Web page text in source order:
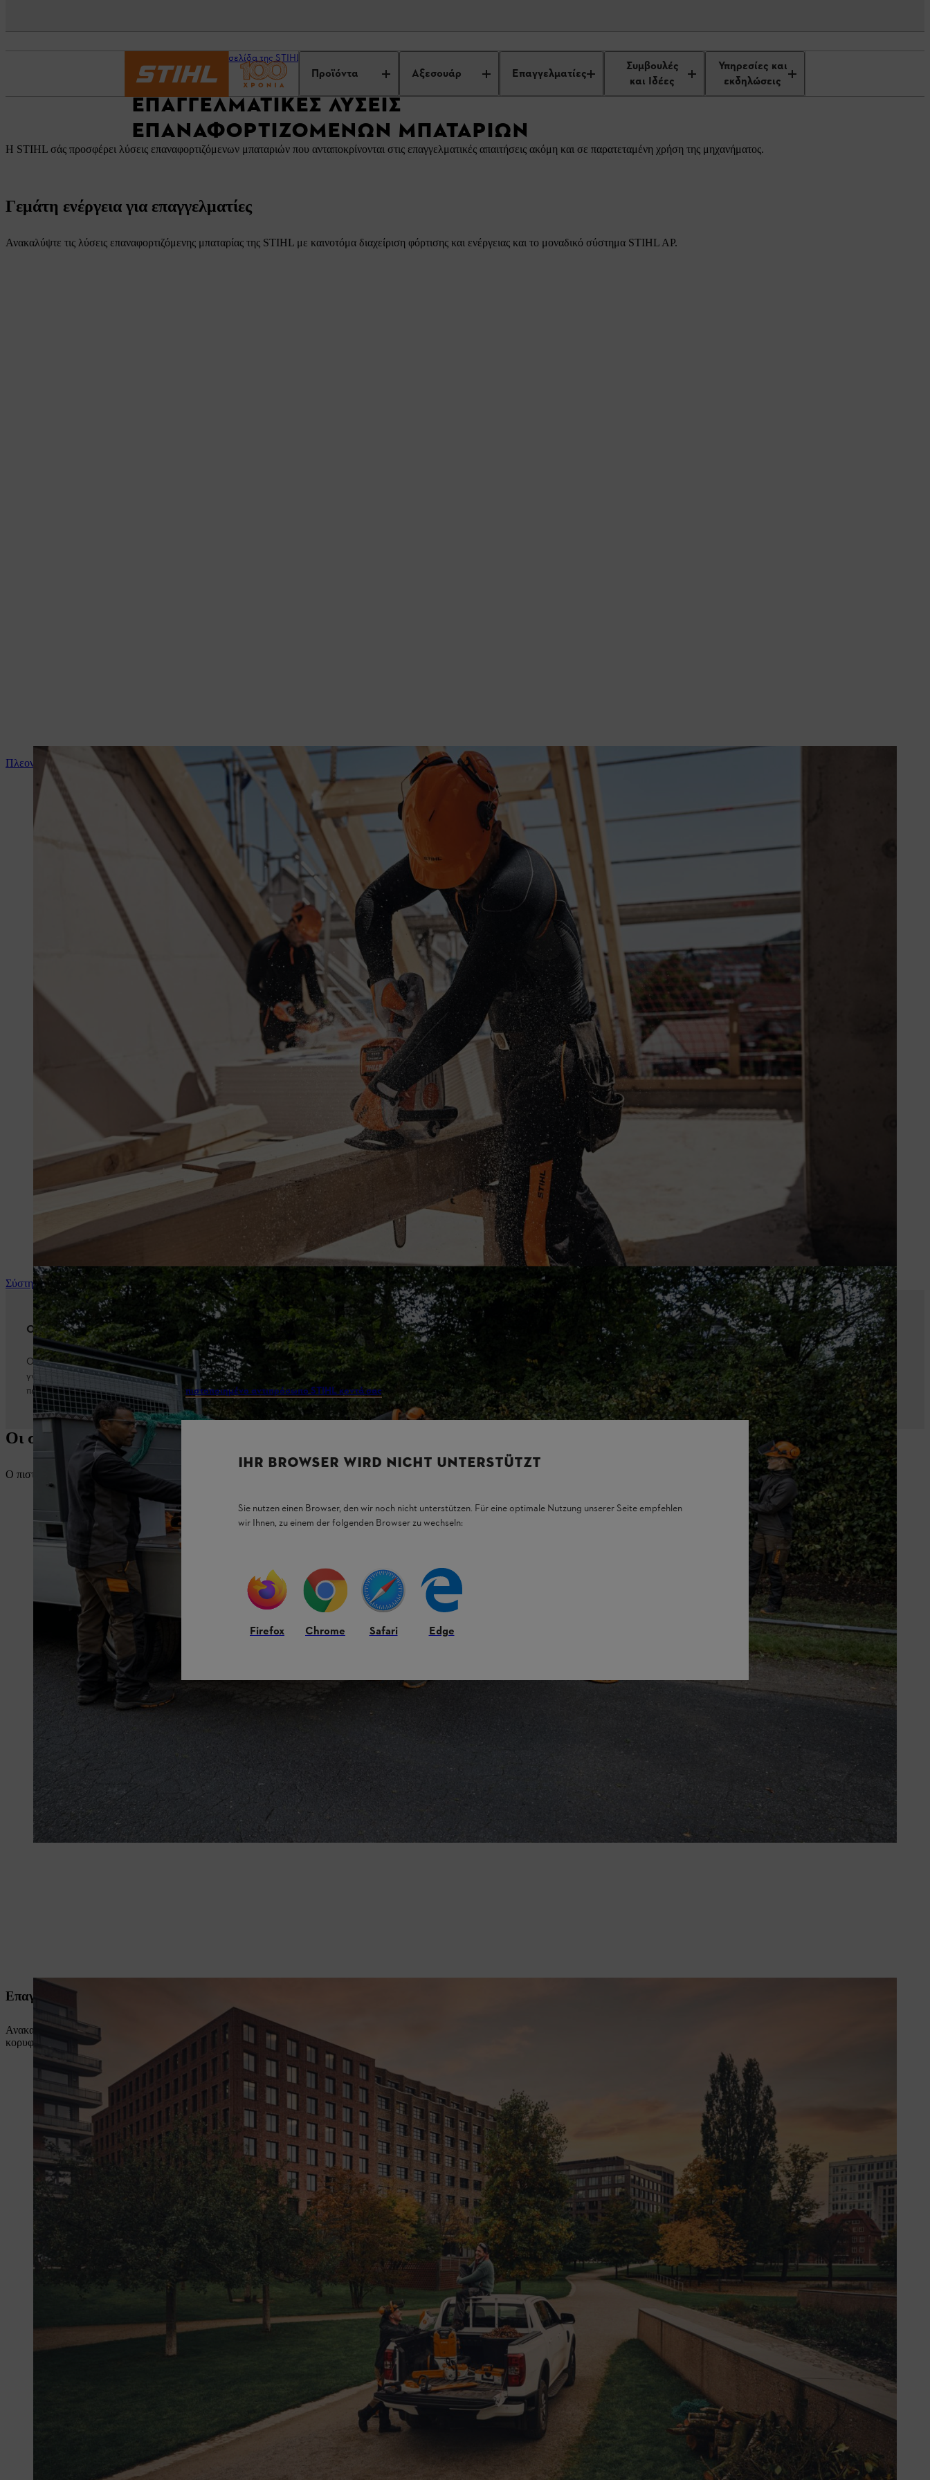
Προϊόντα Αξεσουάρ Επαγγελματίες
Συμβουλές
και Ιδέες
Υπηρεσίες και
εκδηλώσεις
Η ιστοσελίδα της STIHL για επαγγελματίες
ΕΠΑΓΓΕΛΜΑΤΙΚΈΣ ΛΎΣΕΙΣ
ΕΠΑΝΑΦΟΡΤΙΖΌΜΕΝΩΝ ΜΠΑΤΑΡΙΏΝ
Η STIHL σάς προσφέρει λύσεις επαναφορτιζόμενων μπαταριών που ανταποκρίνονται στις επαγγελματικές απαιτήσεις ακόμη και σε παρατεταμένη χρήση της μηχανήματος.
Γεμάτη ενέργεια για επαγγελματίες
Ανακαλύψτε τις λύσεις επαναφορτιζόμενης μπαταρίας της STIHL με καινοτόμα διαχείριση φόρτισης και ενέργειας και το μοναδικό σύστημα STIHL AP.
Πλεονεκτήματα της επαναφορτιζόμενης μπαταρίας STIHL
Σύστημα STIHL AP
Ο συνεργάτης σας για επαγγελματικές εφαρμογές
Ο πιστοποιημένος αντιπρόσωπος STIHL είναι ο συνεργάτης σας για επαγγελματικές εφαρμογές. Χάρη στις εξειδικευμένες
γνώσεις και την εμπειρία, σας βοηθά να επιλέξετε τα σωστά εργαλεία και σας προσφέρει τις καλύτερες υπηρεσίες εξυπηρέτησης
πελατών και συντήρησης. Βρείτε έναν πιστοποιημένο αντιπρόσωπο STIHL κοντά σαςκαι δείτε το και μόνοι σας.
Οι σύμβουλοι προϊόντων και αξεσουάρ της STIHL
Ο πιστοποιημένος αντιπρόσωπος θα σας διευκολύνει στην επιλογή μπαταρίας, λάμας και αλυσίδας και θα σας βοηθήσει να βρείτε την ιδανική λύση για την εργασία σας .
Επαγγελματικός σύμβουλος για τις επαναφορτιζόμενες μπαταρίες
Ανακαλύψτε ποια επαναφορτιζόμενα μηχανήματα και ποιες λύσεις φόρτισης ταιριάζουν στις εργασίες και την επιχείρησή σας. Ανακαλύψτε τώρα τα αποδοτικά επαναφορτιζόμενα μηχανήματα STIHL
κορυφαίου επιπέδου!
IHR BROWSER WIRD NICHT UNTERSTÜTZT
Sie nutzen einen Browser, den wir noch nicht unterstützen. Für eine optimale Nutzung unserer Seite empfehlen
wir Ihnen, zu einem der folgenden Browser zu wechseln:
Firefox Chrome Safari Edge